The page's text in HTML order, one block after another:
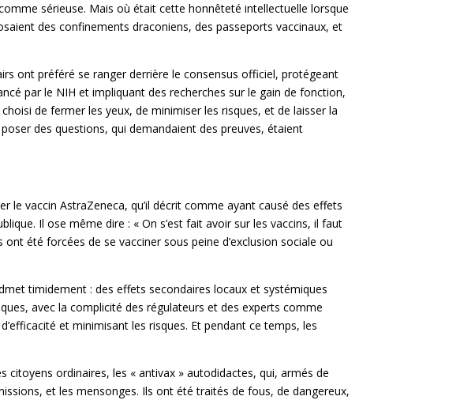
sérieuse. Mais où était cette honnêteté intellectuelle lorsque
des confinements draconiens, des passeports vaccinaux, et
ont préféré se ranger derrière le consensus officiel, protégeant
par le NIH et impliquant des recherches sur le gain de fonction,
de fermer les yeux, de minimiser les risques, et de laisser la
des questions, qui demandaient des preuves, étaient
le vaccin AstraZeneca, qu’il décrit comme ayant causé des effets
Il ose même dire : « On s’est fait avoir sur les vaccins, il faut
été forcées de se vacciner sous peine d’exclusion sociale ou
timidement : des effets secondaires locaux et systémiques
avec la complicité des régulateurs et des experts comme
et minimisant les risques. Et pendant ce temps, les
citoyens ordinaires, les « antivax » autodidactes, qui, armés de
et les mensonges. Ils ont été traités de fous, de dangereux,